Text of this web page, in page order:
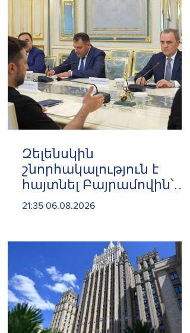
Զելենսկին
շնորհակալություն է
հայտնել Բայրամովին՝
Ադրբեջանի էներգետիկ
նաև կառուցողական
երկխոսության համար
21:35 06.08.2026